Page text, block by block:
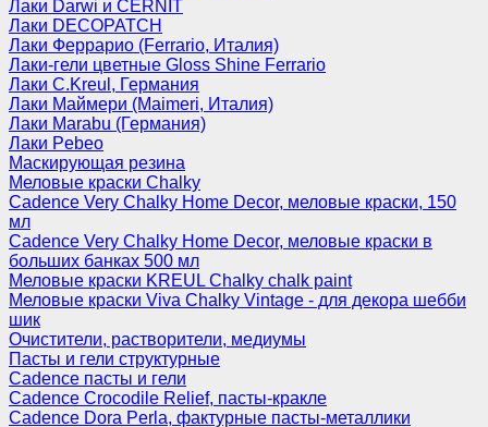
Лаки Darwi и CERNIT
Лаки DECOPATCH
Лаки Феррарио (Ferrario, Италия)
Лаки-гели цветные Gloss Shine Ferrario
Лаки C.Kreul, Германия
Лаки Маймери (Maimeri, Италия)
Лаки Marabu (Германия)
Лаки Pebeo
Маскирующая резина
Меловые краски Chalky
Cadence Very Chalky Home Decor, меловые краски, 150
мл
Cadence Very Chalky Home Decor, меловые краски в
больших банках 500 мл
Меловые краски KREUL Chalky chalk paint
Меловые краски Viva Chalky Vintage - для декора шебби
шик
Очистители, растворители, медиумы
Пасты и гели структурные
Cadence пасты и гели
Cadence Crocodile Relief, пасты-кракле
Cadence Dora Perla, фактурные пасты-металлики